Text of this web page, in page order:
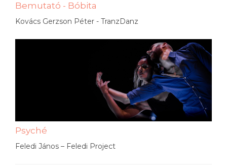
Bemutató - Bóbita
Kovács Gerzson Péter - TranzDanz
Psyché
Feledi János – Feledi Project